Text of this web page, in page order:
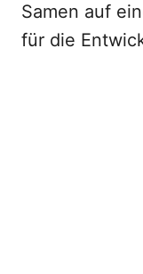
Samen auf
für die